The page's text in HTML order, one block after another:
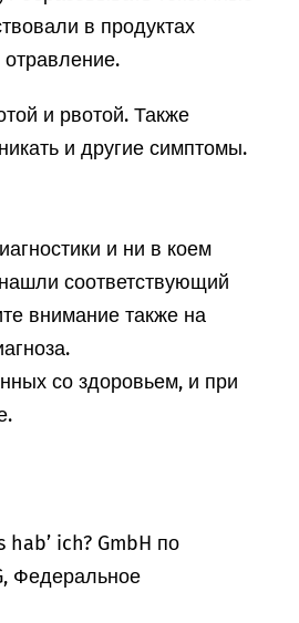
в продуктах
и рвотой. Также
и другие симптомы.
и ни в коем
соответствующий
внимание также на
со здоровьем, и при
ich? GmbH по
Федеральное